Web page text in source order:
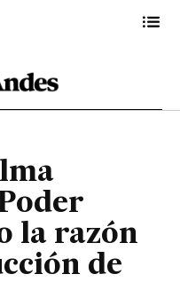
su edificio en
la razón
de